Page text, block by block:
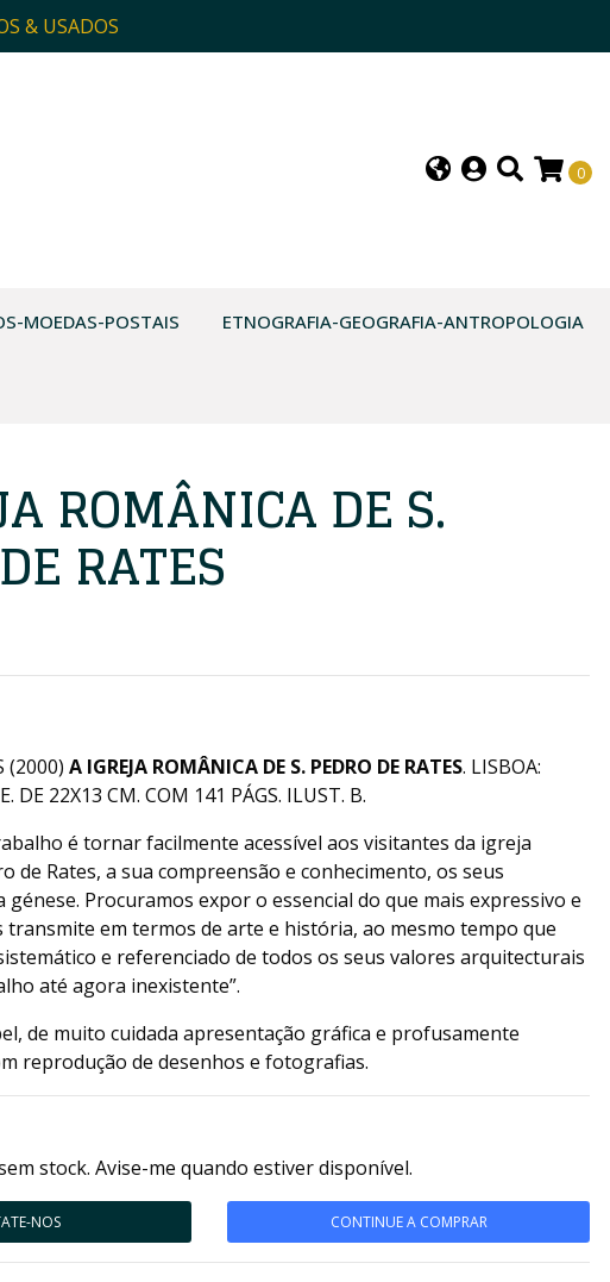
& USADOS
0
MOEDAS-POSTAIS ETNOGRAFIA-GEOGRAFIA-ANTROPOLOGIA
ROMÂNICA DE S.
RATES
(2000) A IGREJA ROMÂNICA DE S. PEDRO DE RATES. LISBOA:
DE 22X13 CM. COM 141 PÁGS. ILUST. B.
é tornar facilmente acessível aos visitantes da igreja
de Rates, a sua compreensão e conhecimento, os seus
génese. Procuramos expor o essencial do que mais expressivo e
transmite em termos de arte e história, ao mesmo tempo que
e referenciado de todos os seus valores arquitecturais
até agora inexistente”.
de muito cuidada apresentação gráfica e profusamente
reprodução de desenhos e fotografias.
stock. Avise-me quando estiver disponível.
NOS CONTINUE A COMPRAR